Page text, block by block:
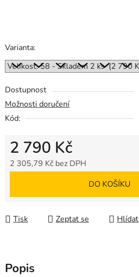
Varianta:
Dostupnost
Možnosti doručení
Kód:
2 790 Kč
2 305,79 Kč bez DPH
DO KOŠÍKU
Tisk Zeptat se Hlídat
Popis